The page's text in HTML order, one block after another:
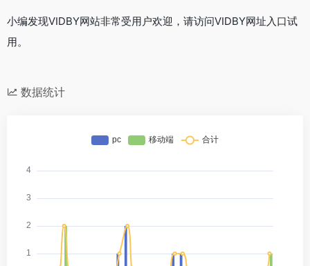
小编发现VIDBY网站非常受用户欢迎，请访问VIDBY网址入口试
用。
数据统计